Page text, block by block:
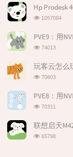
文
章
Hp Prodesk
浏
次
数:
1057084
浏
次
数:
74013
玩客云怎么
浏
次
数:
70803
浏
次
数:
70311
联想启天
浏
65798